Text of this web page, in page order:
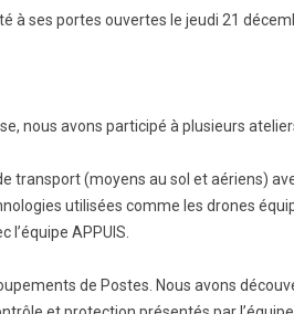
à ses portes ouvertes le jeudi 21
nous avons participé à plusieurs
transport (moyens au sol et aériens)
utilisées comme les drones
APPUIS.
de Postes. Nous avons